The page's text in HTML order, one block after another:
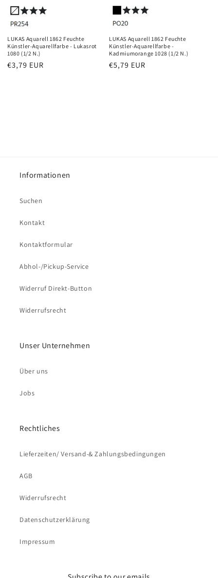
LUKAS Aquarell 1862 Feuchte
Künstler-Aquarellfarbe - Lukasrot
1080 (1/2 N.)
Normaler
€3,79 EUR
LUKAS Aquarell 1862 Feuchte
Künstler-Aquarellfarbe -
Kadmiumorange 1028 (1/2 N.)
Normaler
€5,79 EUR
Informationen
Suchen
Kontakt
Kontaktformular
Abhol-/Pickup-Service
Widerruf Direkt-Button
Widerrufsrecht
Unser Unternehmen
Über uns
Jobs
Rechtliches
Lieferzeiten/ Versand-& Zahlungsbedingungen
AGB
Widerrufsrecht
Datenschutzerklärung
Impressum